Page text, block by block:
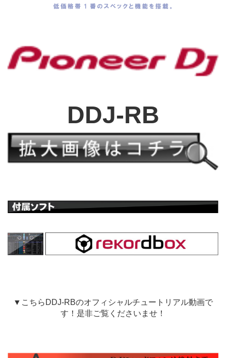
DDJ-RB
▼こちらDDJ-RBのオフィシャルチュートリアル動画で
す！是非ご覧くださいませ！